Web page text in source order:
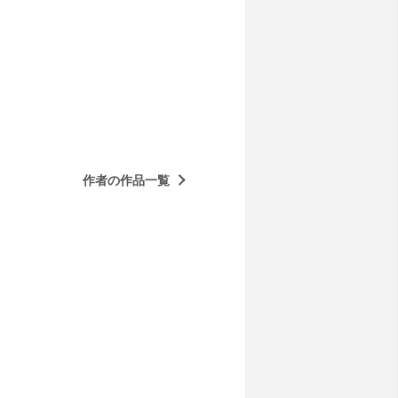
作者の作品一覧